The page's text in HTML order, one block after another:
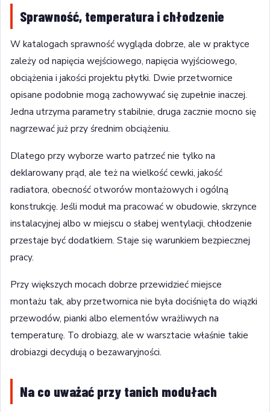
Sprawność, temperatura i chłodzenie
W katalogach sprawność wygląda dobrze, ale w praktyce
zależy od napięcia wejściowego, napięcia wyjściowego,
obciążenia i jakości projektu płytki. Dwie przetwornice
opisane podobnie mogą zachowywać się zupełnie inaczej.
Jedna utrzyma parametry stabilnie, druga zacznie mocno się
nagrzewać już przy średnim obciążeniu.
Dlatego przy wyborze warto patrzeć nie tylko na
deklarowany prąd, ale też na wielkość cewki, jakość
radiatora, obecność otworów montażowych i ogólną
konstrukcję. Jeśli moduł ma pracować w obudowie, skrzynce
instalacyjnej albo w miejscu o słabej wentylacji, chłodzenie
przestaje być dodatkiem. Staje się warunkiem bezpiecznej
pracy.
Przy większych mocach dobrze przewidzieć miejsce
montażu tak, aby przetwornica nie była dociśnięta do wiązki
przewodów, pianki albo elementów wrażliwych na
temperaturę. To drobiazg, ale w warsztacie właśnie takie
drobiazgi decydują o bezawaryjności.
Na co uważać przy tanich modułach